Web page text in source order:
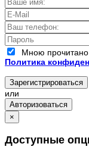
Мною
Политика
Зарегистрироваться
или
Авторизоваться
×
Доступные